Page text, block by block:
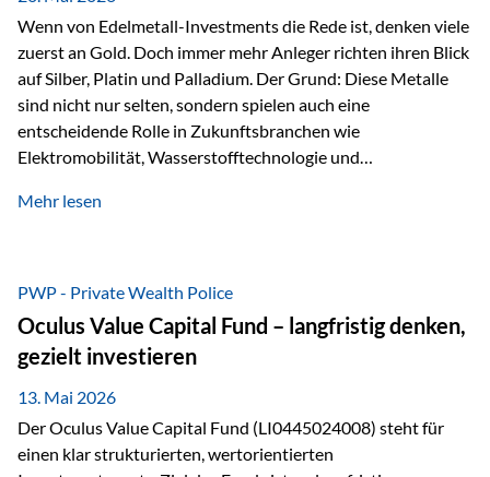
Wenn von Edelmetall-Investments die Rede ist, denken viele
zuerst an Gold. Doch immer mehr Anleger richten ihren Blick
auf Silber, Platin und Palladium. Der Grund: Diese Metalle
sind nicht nur selten, sondern spielen auch eine
entscheidende Rolle in Zukunftsbranchen wie
Elektromobilität, Wasserstofftechnologie und
Faktoren für Investoren – begrenztes Angebot und
klassischer „Sicherheitsanker“ gilt, bieten Silber, Platin und
Palladium zusätzlich die Chance, von technologischen
Entwicklungen zu profitieren. Die Nachfrage entsteht nicht
nur durch Anleger, sondern vor allem durch die Industrie.
Gerade in…
Mehr lesen
PWP - Private Wealth Police
Oculus Value Capital Fund – langfristig denken,
gezielt investieren
13. Mai 2026
Der Oculus Value Capital Fund (LI0445024008) steht für
einen klar strukturierten, wertorientierten